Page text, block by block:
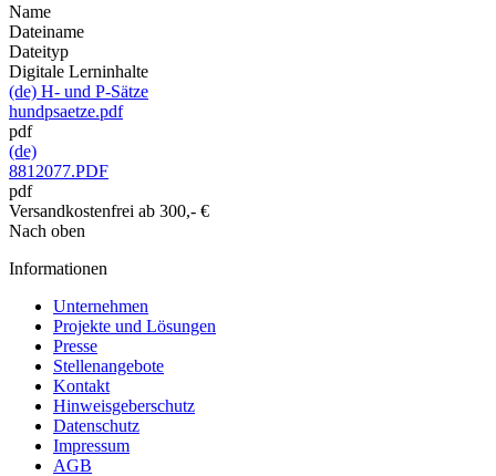
Name
Dateiname
Dateityp
Digitale Lerninhalte
(de) H- und P-Sätze
hundpsaetze.pdf
pdf
(de)
8812077.PDF
pdf
Versandkostenfrei ab 300,- €
Nach oben
Informationen
Unternehmen
Projekte und Lösungen
Presse
Stellenangebote
Kontakt
Hinweisgeberschutz
Datenschutz
Impressum
AGB